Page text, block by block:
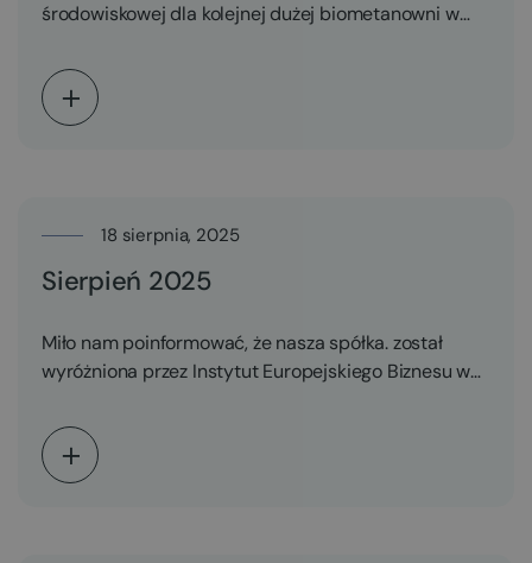
środowiskowej dla kolejnej dużej biometanowni w
18 sierpnia, 2025
Sierpień 2025
Miło nam poinformować, że nasza spółka. został
wyróżniona przez Instytut Europejskiego Biznesu w